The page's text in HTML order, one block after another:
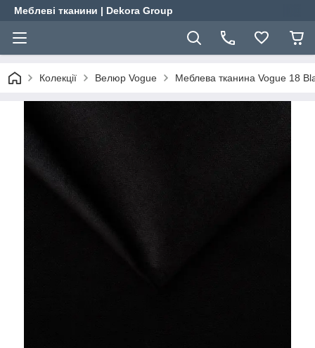
Меблеві тканини | Dekora Group
Колекції Велюр Vogue Меблева тканина Vogue 18